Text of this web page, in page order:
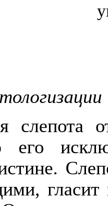
слепота
его
гласит